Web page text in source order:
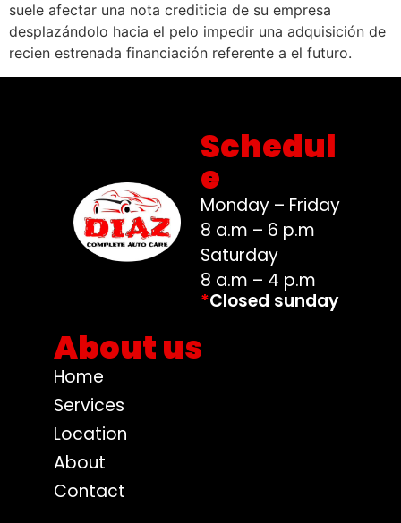
suele afectar una nota crediticia de su empresa
desplazándolo hacia el pelo impedir una adquisición de
recien estrenada financiación referente a el futuro.
Schedul
e
Monday – Friday
8 a.m – 6 p.m
Saturday
8 a.m – 4 p.m
*Closed sunday
About us
Home
Services
Location
About
Contact